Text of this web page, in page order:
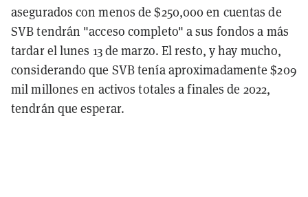
asegurados con menos de $250,000 en cuentas de
SVB tendrán "acceso completo" a sus fondos a más
tardar el lunes 13 de marzo. El resto, y hay mucho,
considerando que SVB tenía aproximadamente $209
mil millones en activos totales a finales de 2022,
tendrán que esperar.